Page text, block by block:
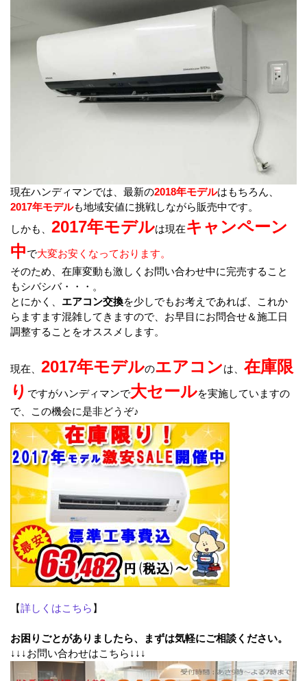
現在ハンディマンでは、最新の2018年モデルはもちろん、
2017年モデルも地域安値に挑戦しながら販売中です。
しかも、 2017年モデルは現在キャンペーン
中で大変お安くなっております。
そのため、在庫変動も激しくお問い合わせ中に完売すること
もシバシバ・・・。
とにかく、 エアコン交換を少しでもお考えであれば、これか
らますます混雑してきますので、お早目にお問合せ＆施工日
調整することをオススメします。
現在、 2017年モデルのエアコンは、 在庫限
り ですがハンディマンで大セールを実施していますの
で、この機会に是非どうぞ♪
【詳しくはこちら 】
お困りごとがありましたら、まずは気軽にご相談ください。
↓↓↓お問い合わせはこちら↓↓↓